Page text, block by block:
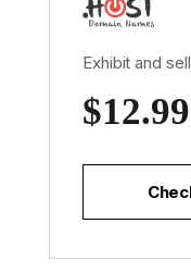
Exhibit and
‪$12.99